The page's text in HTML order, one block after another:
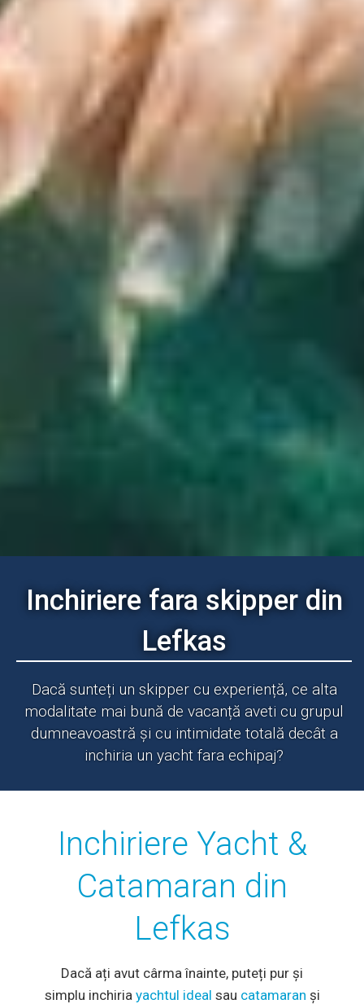
Inchiriere fara skipper din
Lefkas
Dacă sunteți un skipper cu experiență, ce alta
modalitate mai bună de vacanță aveti cu grupul
dumneavoastră și cu intimidate totală decât a
inchiria un yacht fara echipaj?
Inchiriere Yacht &
Catamaran din
Lefkas
Dacă ați avut cârma înainte, puteți pur și
simplu inchiria yachtul ideal sau catamaran și